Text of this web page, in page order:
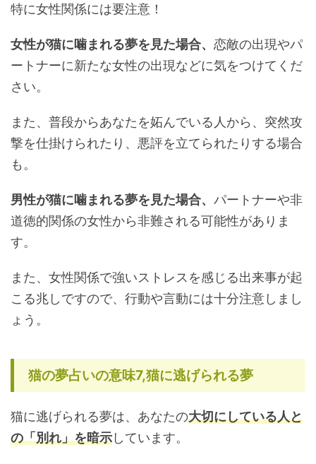
特に女性関係には要注意！
女性が猫に噛まれる夢を見た場合、 恋敵の出現やパ
ートナーに新たな女性の出現などに気をつけてくだ
さい。
また、普段からあなたを妬んでいる人から、突然攻
撃を仕掛けられたり、悪評を立てられたりする場合
も。
男性が猫に噛まれる夢を見た場合、 パートナーや非
道徳的関係の女性から非難される可能性がありま
す。
また、女性関係で強いストレスを感じる出来事が起
こる兆しですので、行動や言動には十分注意しまし
ょう。
猫の夢占いの意味7,猫に逃げられる夢
猫に逃げられる夢は、あなたの大切にしている人と
の「別れ」を暗示しています。